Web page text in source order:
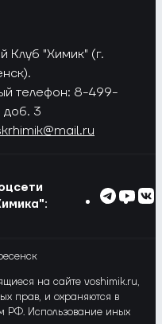
Клуб "Химик" (г.
телефон: 8-499-
доб. 3
на сайте voshimik.ru,
прав, и охраняются в
РФ. Использование иных